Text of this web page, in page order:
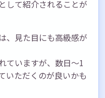
として紹介されることが
、見た目にも高級感が
ていますが、数日〜1
いただくのが良いかも